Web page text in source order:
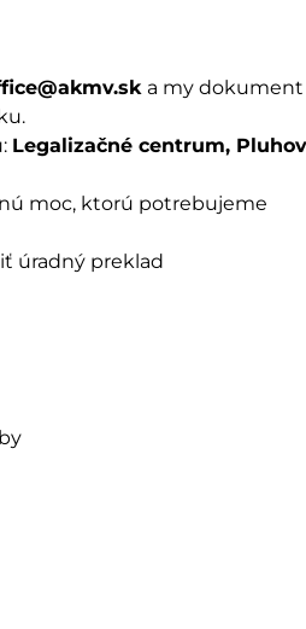
a my dokument
Legalizačné centrum,
moc, ktorú potrebujeme
úradný preklad